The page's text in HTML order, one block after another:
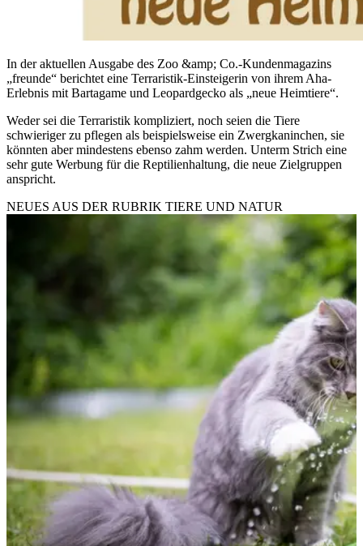
In der aktuellen Ausgabe des Zoo &amp; Co.-Kundenmagazins
„freunde“ berichtet eine Terraristik-Einsteigerin von ihrem Aha-
Erlebnis mit Bartagame und Leopardgecko als „neue Heimtiere“.
Weder sei die Terraristik kompliziert, noch seien die Tiere
schwieriger zu pflegen als beispielsweise ein Zwergkaninchen, sie
könnten aber mindestens ebenso zahm werden. Unterm Strich eine
sehr gute Werbung für die Reptilienhaltung, die neue Zielgruppen
anspricht.
NEUES AUS DER RUBRIK TIERE UND NATUR